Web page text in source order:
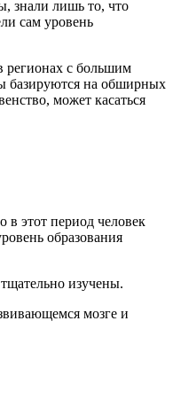
знали лишь то, что
сам уровень
регионах с большим
базируются на обширных
может касаться
в этот период человек
образования
изучены.
мозге и